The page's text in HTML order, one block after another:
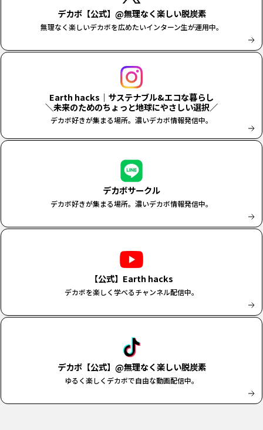
デカボ【公式】@無理なく楽しい脱炭素
無理なく楽しいデカボを広めたいインターン生が運用中。
Earth hacks｜サステナブル&エコな暮らし
＼未来のためのちょっと地球にやさしい選択／
デカボ好きが集まる場所。濃いデカボ情報発信中。
デカボサークル
デカボ好きが集まる場所。濃いデカボ情報発信中。
【公式】Earth hacks
デカボを楽しく学べるチャンネル配信中。
デカボ【公式】@無理なく楽しい脱炭素
ゆるく楽しくデカボで自由な動画配信中。